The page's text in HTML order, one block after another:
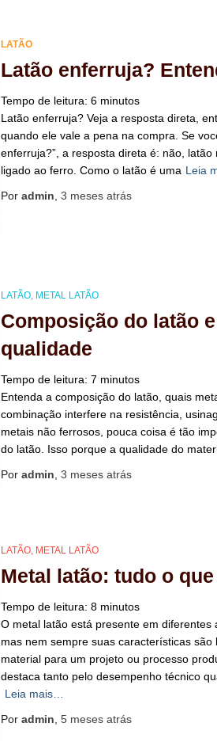
LATÃO
Latão enferruja?
Tempo de leitura: 6 minutos
Latão enferruja? Veja a resposta direta,
quando ele vale a pena na compra. Se
enferruja?”, a resposta direta é: não,
ligado ao ferro. Como o latão é uma Leia
Por admin 3 mesesatrás
LATÃO METAL LATÃO
Composição do latão
qualidade
Tempo de leitura: 7 minutos
Entenda a composição do latão, quais
combinação interfere na resistência,
metais não ferrosos, pouca coisa é tão
do latão. Isso porque a qualidade do
Por admin 3 mesesatrás
LATÃO METAL LATÃO
Metal latão: tudo o
Tempo de leitura: 8 minutos
O metal latão está presente em diferentes
mas nem sempre suas características
material para um projeto ou processo
destaca tanto pelo desempenho técnico
Leia mais…
Por admin 5 mesesatrás